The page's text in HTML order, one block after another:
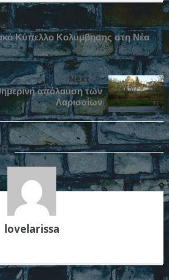
Κύπελλο Κολύμβησης στη Νέα
Next
απόλαυση των
Λαρισαίων
lovelarissa